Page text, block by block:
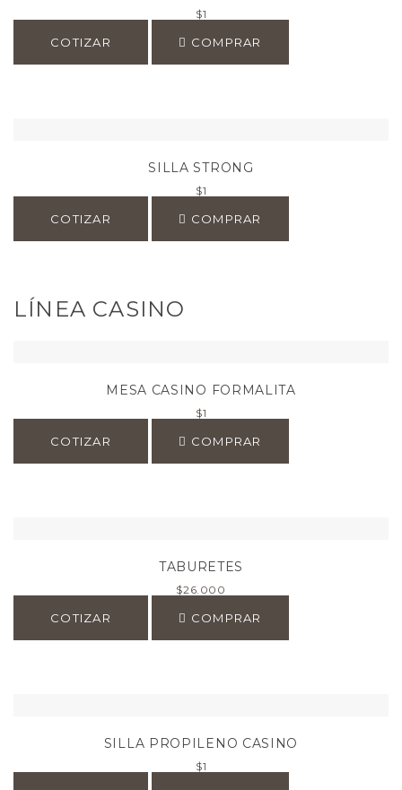
$1
COTIZAR COMPRAR
SILLA STRONG
$1
COTIZAR COMPRAR
LÍNEA CASINO
MESA CASINO FORMALITA
$1
COTIZAR COMPRAR
TABURETES
$26.000
COTIZAR COMPRAR
SILLA PROPILENO CASINO
$1